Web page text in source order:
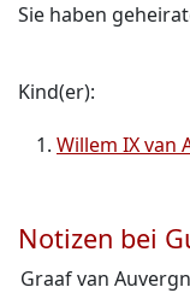
Sie haben
Kind(er):
Willem IX van
Notizen bei
Graaf van